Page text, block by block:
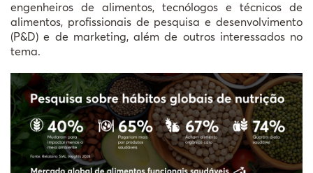
engenheiros de alimentos, tecnólogos e técnicos de
alimentos, profissionais de pesquisa e desenvolvimento
(P&D) e de marketing, além de outros interessados no
tema.